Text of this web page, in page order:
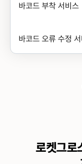
바코드 부착 서비스
바코드 오류 수정
로켓그로